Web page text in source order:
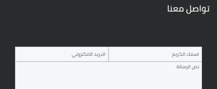
تواصل معنا
‏اسم المرسل ‏ ‏البريد الالكتروني ‏